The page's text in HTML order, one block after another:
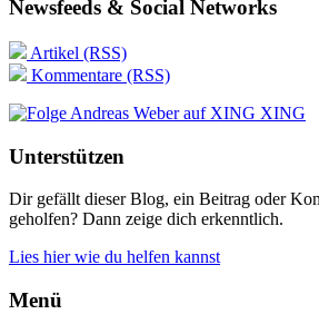
Newsfeeds & Social Networks
Artikel (RSS)
Kommentare (RSS)
XING
Unterstützen
Dir gefällt dieser Blog, ein Beitrag oder
geholfen? Dann zeige dich erkenntlich.
Lies hier wie du helfen kannst
Menü